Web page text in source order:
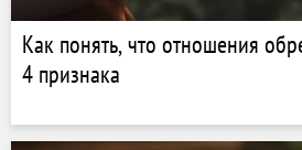
Как понять, что отношения
4 признака